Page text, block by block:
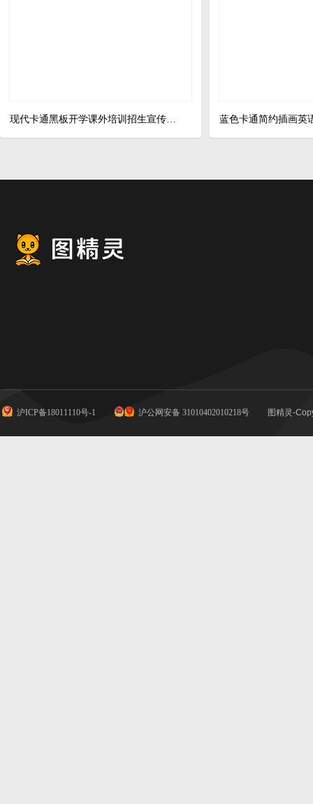
现代卡通黑板开学课外培训招生宣传单DM
沪ICP备18011110号-1 沪公网安备 31010402010218号 图精灵-